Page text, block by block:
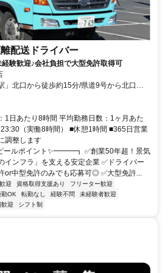
配送ドライバー
験歓迎♪会社負担で大型免許取得可
」北口から徒歩約15分/県道9号から北口十
。
1日あたり8時間 平均勤務日数：1ヶ月あた
（実働8時間） ■休憩1時間 ■365日営業
調整します
ルポイント✨━━━┓ ✅創業50年超！景気
インフラ」を支える安定企業 ✅ドライバー
or中型免許のみでも応募可◎ ✅大型免許...
迎 資格取得支援あり
フリーター歓迎
勤OK 転勤なし 経験不問
未経験者歓迎
迎 シフト制